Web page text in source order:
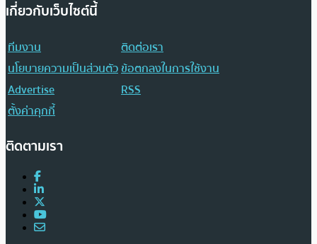
เกี่ยวกับเว็บไซต์นี้
ทีมงาน
ติดต่อเรา
นโยบายความเป็นส่วนตัวข้อตกลงในการใช้งาน
Advertise
RSS
ตั้งค่าคุกกี้
ติดตามเรา